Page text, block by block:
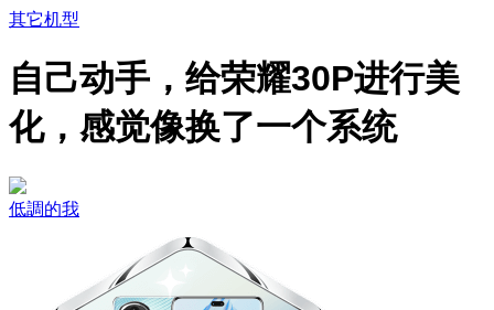
其它机型
自己动手，给荣耀30P进行美
化，感觉像换了一个系统
低調的我